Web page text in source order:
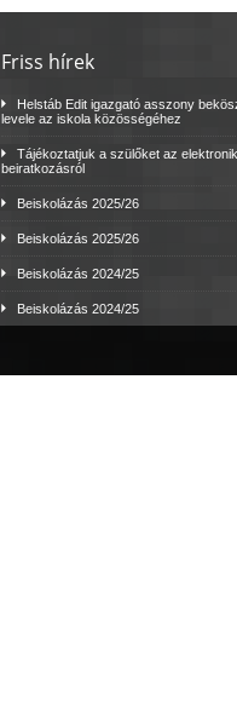
Friss hírek
Helstáb Edit igazgató asszony
levele az iskola közösségéhez
Tájékoztatjuk a szülőket az
beiratkozásról
Beiskolázás 2025/26
Beiskolázás 2025/26
Beiskolázás 2024/25
Beiskolázás 2024/25